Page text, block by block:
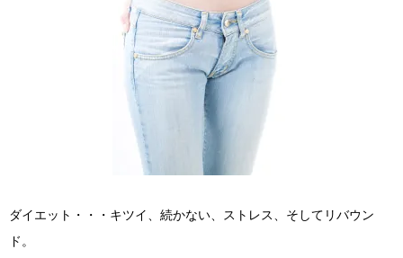
ダイエット・・・キツイ、続かない、ストレス、そしてリバウン
ド。